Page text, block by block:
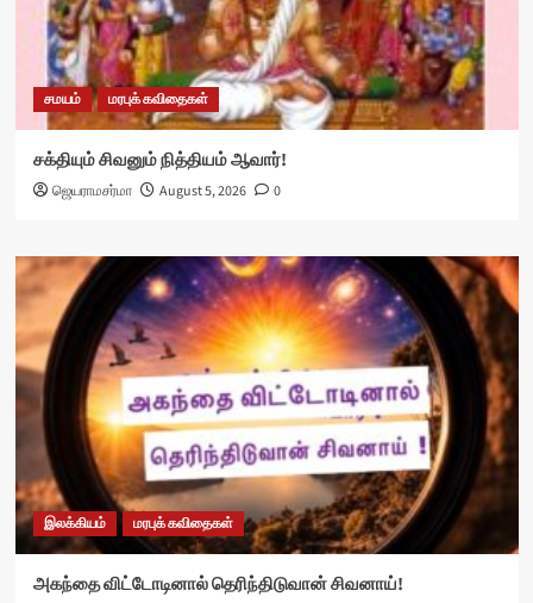
சமயம் மரபுக் கவிதைகள்
சக்தியும் சிவனும் நித்தியம் ஆவார்!
ஜெயராமசர்மா August 5, 2026 0
இலக்கியம் மரபுக் கவிதைகள்
அகந்தை விட்டோடினால் தெரிந்திடுவான் சிவனாய்!